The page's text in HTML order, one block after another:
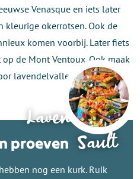
Venasque en iets later
kleurige okerrotsen. Ook de
komen voorbij. Later fiets
de Mont Ventoux. Ook maak
lavendelvalleien.
Lavendel bij
Sault
proeven
nog een kurk. Ruik